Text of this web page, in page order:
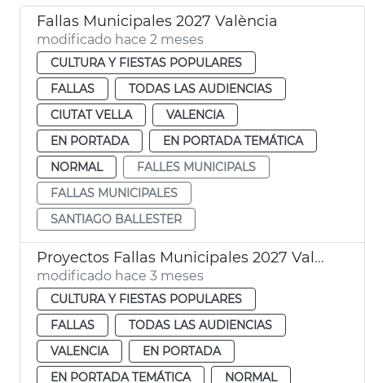
Fallas Municipales 2027 València
modificado hace 2 meses
CULTURA Y FIESTAS POPULARES
FALLAS
TODAS LAS AUDIENCIAS
CIUTAT VELLA
VALENCIA
EN PORTADA
EN PORTADA TEMÁTICA
NORMAL
FALLES MUNICIPALS
FALLAS MUNICIPALES
SANTIAGO BALLESTER
Proyectos Fallas Municipales 2027 València
modificado hace 3 meses
CULTURA Y FIESTAS POPULARES
FALLAS
TODAS LAS AUDIENCIAS
VALENCIA
EN PORTADA
EN PORTADA TEMÁTICA
NORMAL